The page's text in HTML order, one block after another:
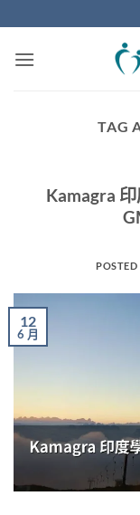
to
content
TAG
Kamagra
POSTED
12
6 月